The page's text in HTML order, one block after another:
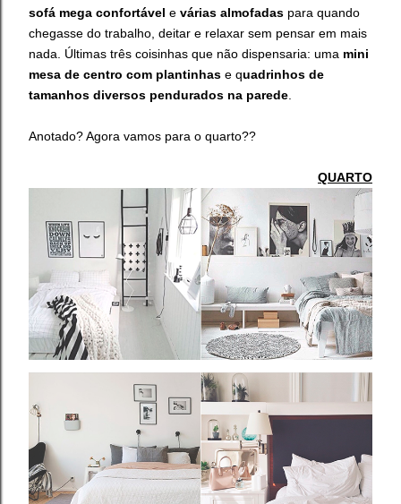
sofá mega confortável e várias almofadas para quando
chegasse do trabalho, deitar e relaxar sem pensar em mais
nada. Últimas três coisinhas que não dispensaria: uma mini
mesa de centro com plantinhas e quadrinhos de
tamanhos diversos pendurados na parede
Anotado? Agora vamos para o quarto??
QUARTO